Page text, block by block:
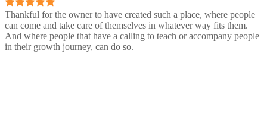
Thankful for the owner to have created such a place, where people
can come and take care of themselves in whatever way fits them.
And where people that have a calling to teach or accompany people
in their growth journey, can do so.